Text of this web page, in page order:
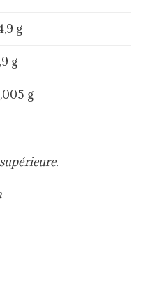
g
g
g